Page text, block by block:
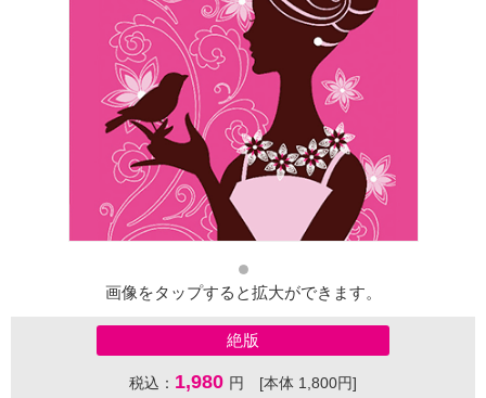
画像をタップすると拡大ができます。
絶版
税込： 1,980 円 [本体 1,800円]